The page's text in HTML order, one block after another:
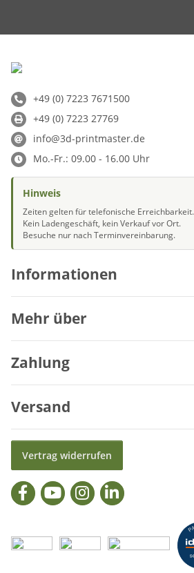
+49 (0) 7223 7671500
+49 (0) 7223 27769
info@3d-printmaster.de
Mo.-Fr.: 09.00 - 16.00 Uhr
Hinweis
Zeiten gelten für telefonische Erreichbarkeit.
Kein Ladengeschäft, kein Verkauf vor Ort.
Besuche nur nach Terminvereinbarung.
Informationen
Mehr über
Zahlung
Versand
Vertrag widerrufen